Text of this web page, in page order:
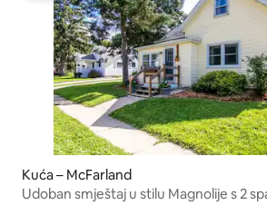
Kuća – McFarland
Udoban smještaj u stilu Magnolije s 2